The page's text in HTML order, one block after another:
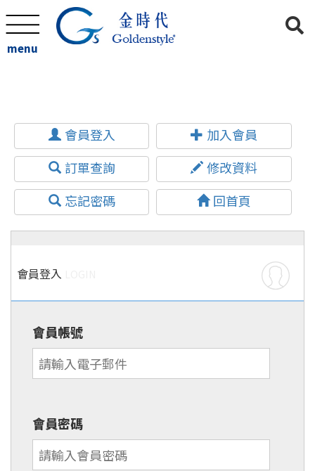
menu
會員登入
加入會員
訂單查詢
修改資料
忘記密碼
回首頁
會員登入
會員帳號
會員密碼